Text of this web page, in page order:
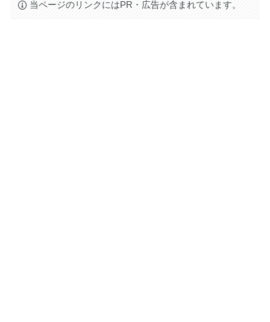
当ページのリンクにはPR・広告が含まれています。